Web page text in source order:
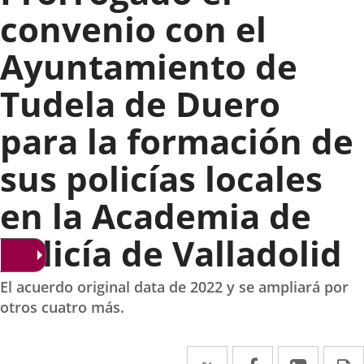
convenio con el
Ayuntamiento de
Tudela de Duero
para la formación de
sus policías locales
en la Academia de
Policía de Valladolid
El acuerdo original data de 2022 y se ampliará por
otros cuatro más.